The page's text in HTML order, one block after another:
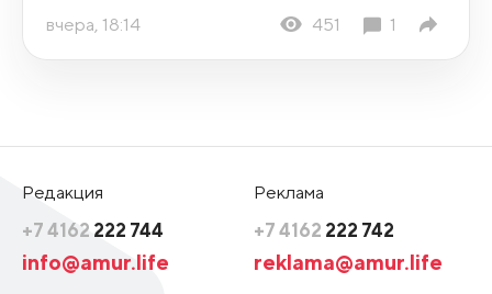
вчера, 18:14 451 1
Редакция
+7 4162 222 744
info@amur.life
Реклама
+7 4162 222 742
reklama@amur.life